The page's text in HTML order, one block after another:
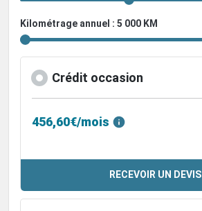
Kilométrage annuel : 5 000 KM
Crédit occasion
456,60€/mois
RECEVOIR UN DEVIS